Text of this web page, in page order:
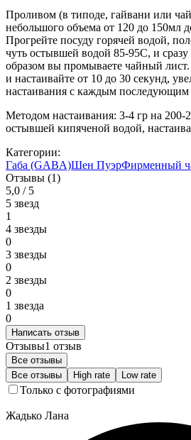
Проливом (в типоде, гайвани или
небольшого объема от 120 до 150мл
Прогрейте посуду горячей водой,
чуть остывшей водой 85-95С, и сразу
образом вы промываете чайный лист.
и настаивайте от 10 до 30 секунд,
настаивания с каждым последующим
Методом настаивания: 3-4 гр на 200-
остывшей кипяченой водой,
Категории:
Габа (GABA)Шен ПуэрФирменный
Отзывы (1)
5,0 / 5
5 звезд
1
4 звезды
0
3 звезды
0
2 звезды
0
1 звезда
0
Написать отзыв
Отзывы1 отзыв
Все отзывы
Все отзывы
High rate Low rate
Только с фотографиями
Жадько Лана